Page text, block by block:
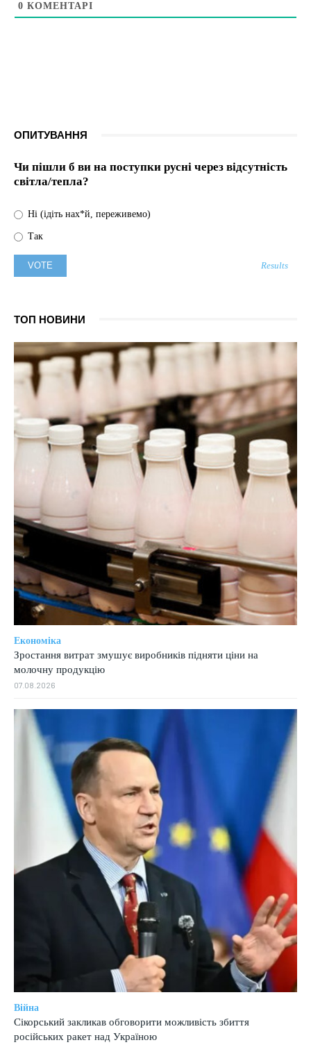
0 КОМЕНТАРІ
ОПИТУВАННЯ
Чи пішли б ви на поступки русні через відсутність
світла/тепла?
Ні (ідіть нах*й, переживемо)
Так
Results
ТОП НОВИНИ
Економіка
Зростання витрат змушує виробників підняти ціни на
молочну продукцію
07.08.2026
Війна
Сікорський закликав обговорити можливість збиття
російських ракет над Україною